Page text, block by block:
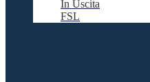
In Uscita
FSL